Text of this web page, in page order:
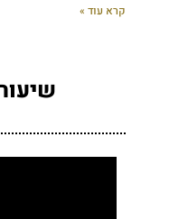
קרא עוד »